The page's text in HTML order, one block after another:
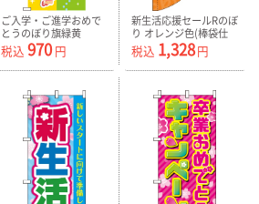
ご入学・ご進学おめで
とうのぼり旗緑黄
0270262IN
税込 970円
新生活応援セールRのぼ
り オレンジ色(棒袋仕
様) 0270002RIN
税込 1,328円